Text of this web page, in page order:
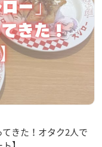
きた！オタク2人で